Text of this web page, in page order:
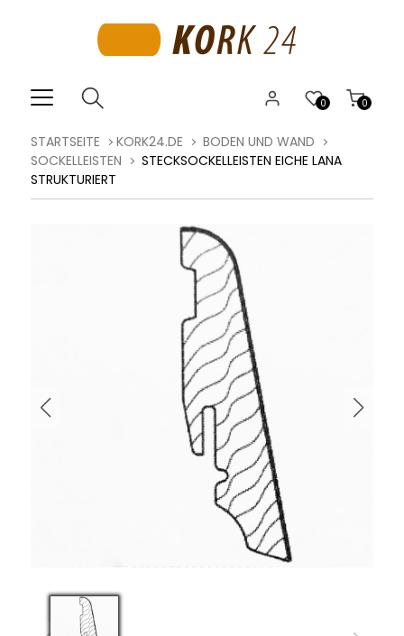
0
0
STARTSEITE KORK24.DE
BODEN UND WAND
SOCKELLEISTEN
STECKSOCKELLEISTEN EICHE LANA
STRUKTURIERT